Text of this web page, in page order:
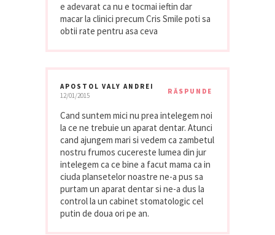
e adevarat ca nu e tocmai ieftin dar
macar la clinici precum Cris Smile poti sa
obtii rate pentru asa ceva
APOSTOL VALY ANDREI
12/01/2015
RĂSPUNDE
Cand suntem mici nu prea intelegem noi
la ce ne trebuie un aparat dentar. Atunci
cand ajungem mari si vedem ca zambetul
nostru frumos cucereste lumea din jur
intelegem ca ce bine a facut mama ca in
ciuda plansetelor noastre ne-a pus sa
purtam un aparat dentar si ne-a dus la
control la un cabinet stomatologic cel
putin de doua ori pe an.